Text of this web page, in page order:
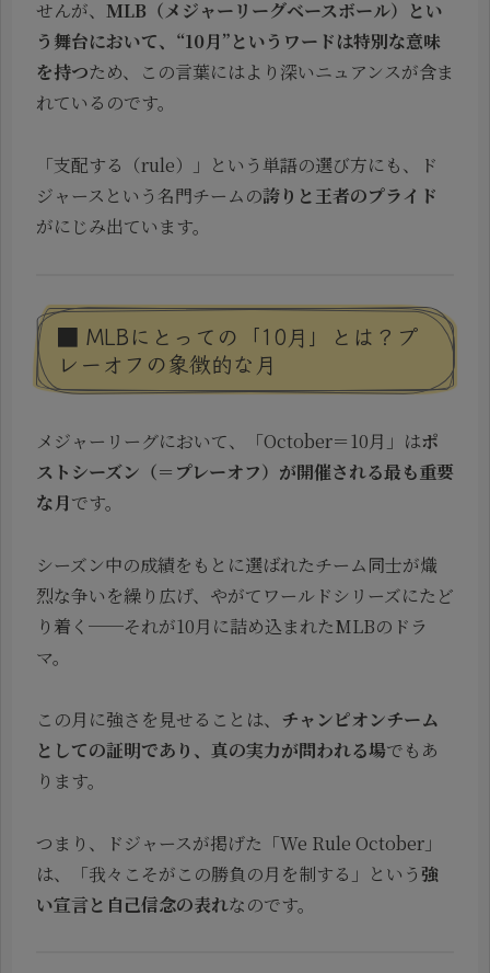
せんが、 MLB（メジャーリーグベースボール）とい
う舞台において、“10月”というワードは特別な意味
を持つため、この言葉にはより深いニュアンスが含ま
れているのです。
「支配する（rule）」という単語の選び方にも、ド
ジャースという名門チームの誇りと王者のプライド
がにじみ出ています。
■ MLBにとっての「10月」とは？プ
レーオフの象徴的な月
メジャーリーグにおいて、「October＝10月」はポ
ストシーズン（＝プレーオフ）が開催される最も重要
な月です。
シーズン中の成績をもとに選ばれたチーム同士が熾
烈な争いを繰り広げ、やがてワールドシリーズにたど
り着く──それが10月に詰め込まれたMLBのドラ
マ。
この月に強さを見せることは、 チャンピオンチーム
としての証明であり、真の実力が問われる場でもあ
ります。
つまり、ドジャースが掲げた「We Rule October」
は、「我々こそがこの勝負の月を制する」という強
い宣言と自己信念の表れなのです。